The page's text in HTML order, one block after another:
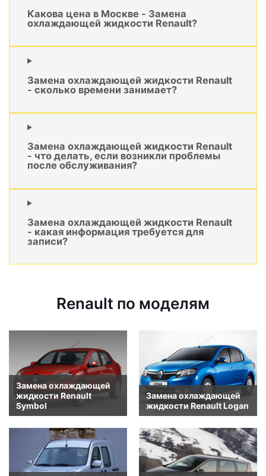
Какова цена в Москве - Замена
охлаждающей жидкости Renault?
Замена охлаждающей жидкости Renault
- сколько времени занимает?
Замена охлаждающей жидкости Renault
- что делать, если возникли проблемы
после обслуживания?
Замена охлаждающей жидкости Renault
- какая информация требуется для
записи?
Renault по моделям
Замена охлаждающей
жидкости Renault
Symbol
Замена охлаждающей
жидкости Renault Logan